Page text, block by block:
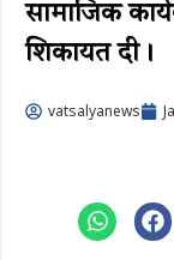
सामाजिक
शिकायत दी।
vatsalyanews